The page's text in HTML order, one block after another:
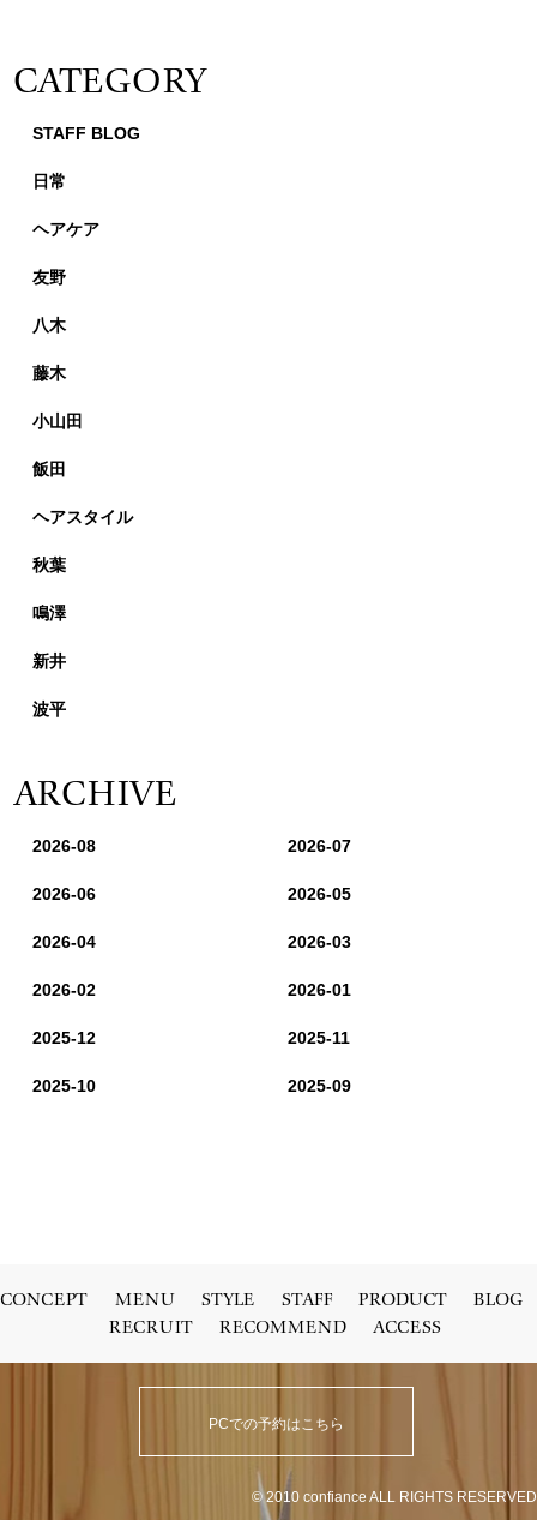
CATEGORY
STAFF BLOG
日常
ヘアケア
友野
八木
藤木
小山田
飯田
ヘアスタイル
秋葉
鳴澤
新井
波平
ARCHIVE
2026-08 2026-07
2026-06 2026-05
2026-04 2026-03
2026-02 2026-01
2025-12 2025-11
2025-10 2025-09
CONCEPT MENU STYLE STAFF PRODUCT
BLOG
RECRUIT
RECOMMEND ACCESS
PCでの予約はこちら
© 2010 confiance ALL RIGHTS RESERVED